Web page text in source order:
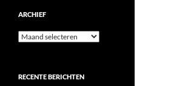
ARCHIEF
Archief
RECENTE BERICHTEN